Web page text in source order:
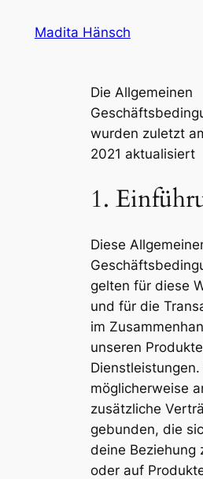
InhaltMadita Hänsch
Die Allgemeinen
wurden zuletzt
2021 aktualisiert
1.
Diese
gelten für diese
und für die
im
unseren
möglicherweise
zusätzliche
gebunden, die
deine Beziehung
oder auf